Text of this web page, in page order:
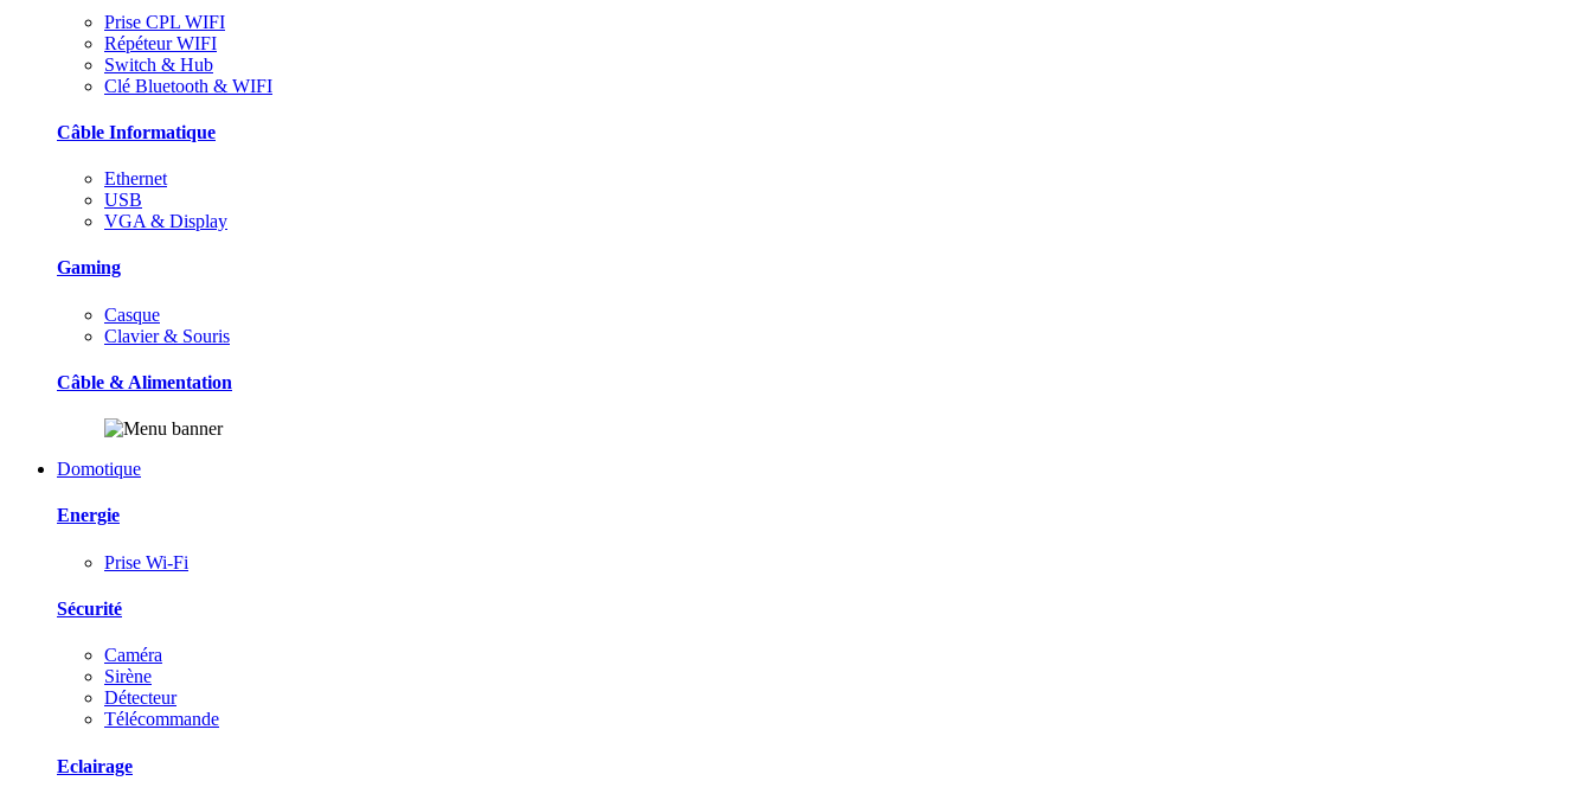
Prise CPL WIFI
Répéteur WIFI
Switch & Hub
Clé Bluetooth & WIFI
Câble Informatique
Ethernet
USB
VGA & Display
Gaming
Casque
Clavier & Souris
Câble & Alimentation
Domotique
Energie
Prise Wi-Fi
Sécurité
Caméra
Sirène
Détecteur
Télécommande
Eclairage